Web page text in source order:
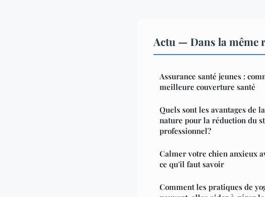
Actu — Dans la même
Assurance santé jeunes :
meilleure couverture santé
Quels sont les avantages de
nature pour la réduction du
professionnel?
Calmer votre chien anxieux
ce qu'il faut savoir
Comment les pratiques de